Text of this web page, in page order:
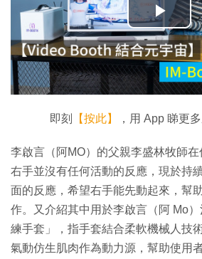
播
放
影
片
即刻 【按此】 ，用 App 睇更
李啟言（阿MO）的父親李盛林牧師
右手並沒有任何活動的反應，現於持
面的反應，希望右手能先動起來，幫
作。又介紹其中用於李啟言（阿 Mo）
練手套」，指手套結合柔軟機械人技
氣動仿生肌肉作為動力源，幫助使用